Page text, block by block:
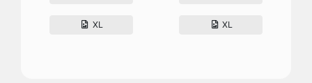
XL XL